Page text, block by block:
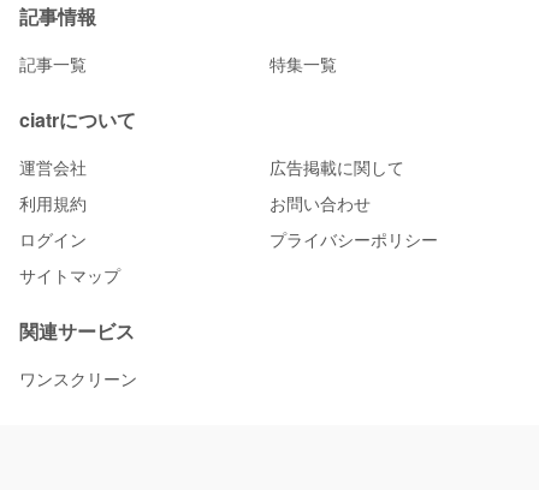
記事情報
記事一覧 特集一覧
ciatrについて
運営会社
広告掲載に関して
利用規約
お問い合わせ
ログイン
プライバシーポリシー
サイトマップ
関連サービス
ワンスクリーン